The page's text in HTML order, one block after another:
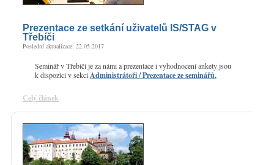
Prezentace ze setkání uživatelů IS/STAG v
Třebíči
Poslední aktualizace: 22.05.2017
Seminář v Třebíčí je za námi a prezentace i vyhodnocení ankety jsou
k dispozici v sekciAdministrátoři / Prezentace ze seminářů.
Celý článek